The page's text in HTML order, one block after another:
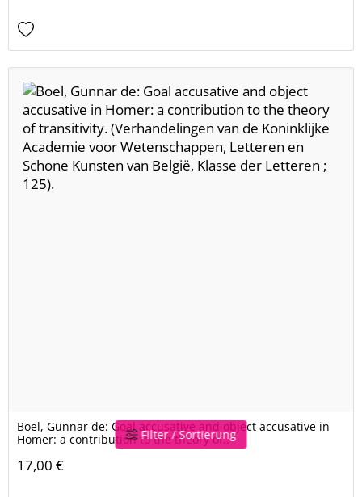
Filter / Sortierung
Boel, Gunnar de: Goal accusative and object accusative in
Homer: a contribution to the theory of..
17,00 €